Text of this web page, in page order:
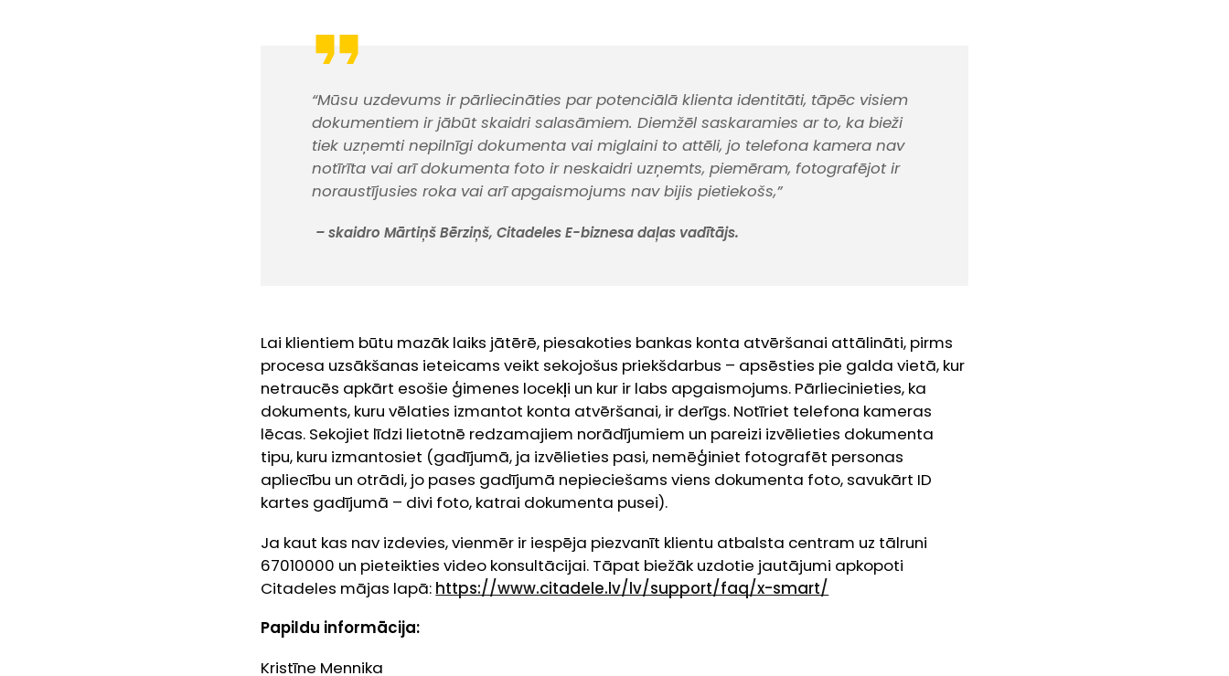
“Mūsu uzdevums ir pārliecināties par potenciālā klienta identitāti, tāpēc visiem
dokumentiem ir jābūt skaidri salasāmiem. Diemžēl saskaramies ar to, ka bieži
tiek uzņemti nepilnīgi dokumenta vai miglaini to attēli, jo telefona kamera nav
notīrīta vai arī dokumenta foto ir neskaidri uzņemts, piemēram, fotografējot ir
noraustījusies roka vai arī apgaismojums nav bijis pietiekošs,”
– skaidro Mārtiņš Bērziņš, Citadeles E-biznesa daļas vadītājs.
Lai klientiem būtu mazāk laiks jātērē, piesakoties bankas konta atvēršanai attālināti, pirms
procesa uzsākšanas ieteicams veikt sekojošus priekšdarbus – apsēsties pie galda vietā, kur
netraucēs apkārt esošie ģimenes locekļi un kur ir labs apgaismojums. Pārliecinieties, ka
dokuments, kuru vēlaties izmantot konta atvēršanai, ir derīgs. Notīriet telefona kameras
lēcas. Sekojiet līdzi lietotnē redzamajiem norādījumiem un pareizi izvēlieties dokumenta
tipu, kuru izmantosiet (gadījumā, ja izvēlieties pasi, nemēģiniet fotografēt personas
apliecību un otrādi, jo pases gadījumā nepieciešams viens dokumenta foto, savukārt ID
kartes gadījumā – divi foto, katrai dokumenta pusei).
Ja kaut kas nav izdevies, vienmēr ir iespēja piezvanīt klientu atbalsta centram uz tālruni
67010000 un pieteikties video konsultācijai. Tāpat biežāk uzdotie jautājumi apkopoti
Citadeles mājas lapā: https://www.citadele.lv/lv/support/faq/x-smart/
Papildu informācija:
Kristīne Mennika